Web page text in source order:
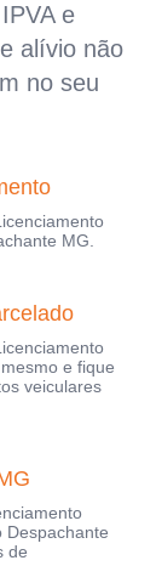
e
alívio não
no seu
MG.
e fique
veiculares
Despachante
de